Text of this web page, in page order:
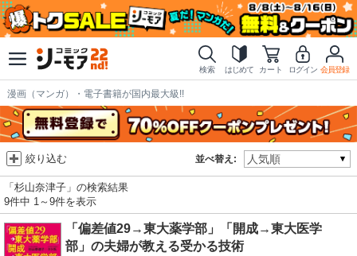
検索 はじめて カート ログイン 会員登録
漫画（マンガ）・電子書籍が国内最大級!!
並べ替え:
絞り込む
「杉山奈津子」の検索結果
9件中 1～9件を表示
「偏差値29→東大薬学部」「開成→東大医学
部」の夫婦が教える受かる技術